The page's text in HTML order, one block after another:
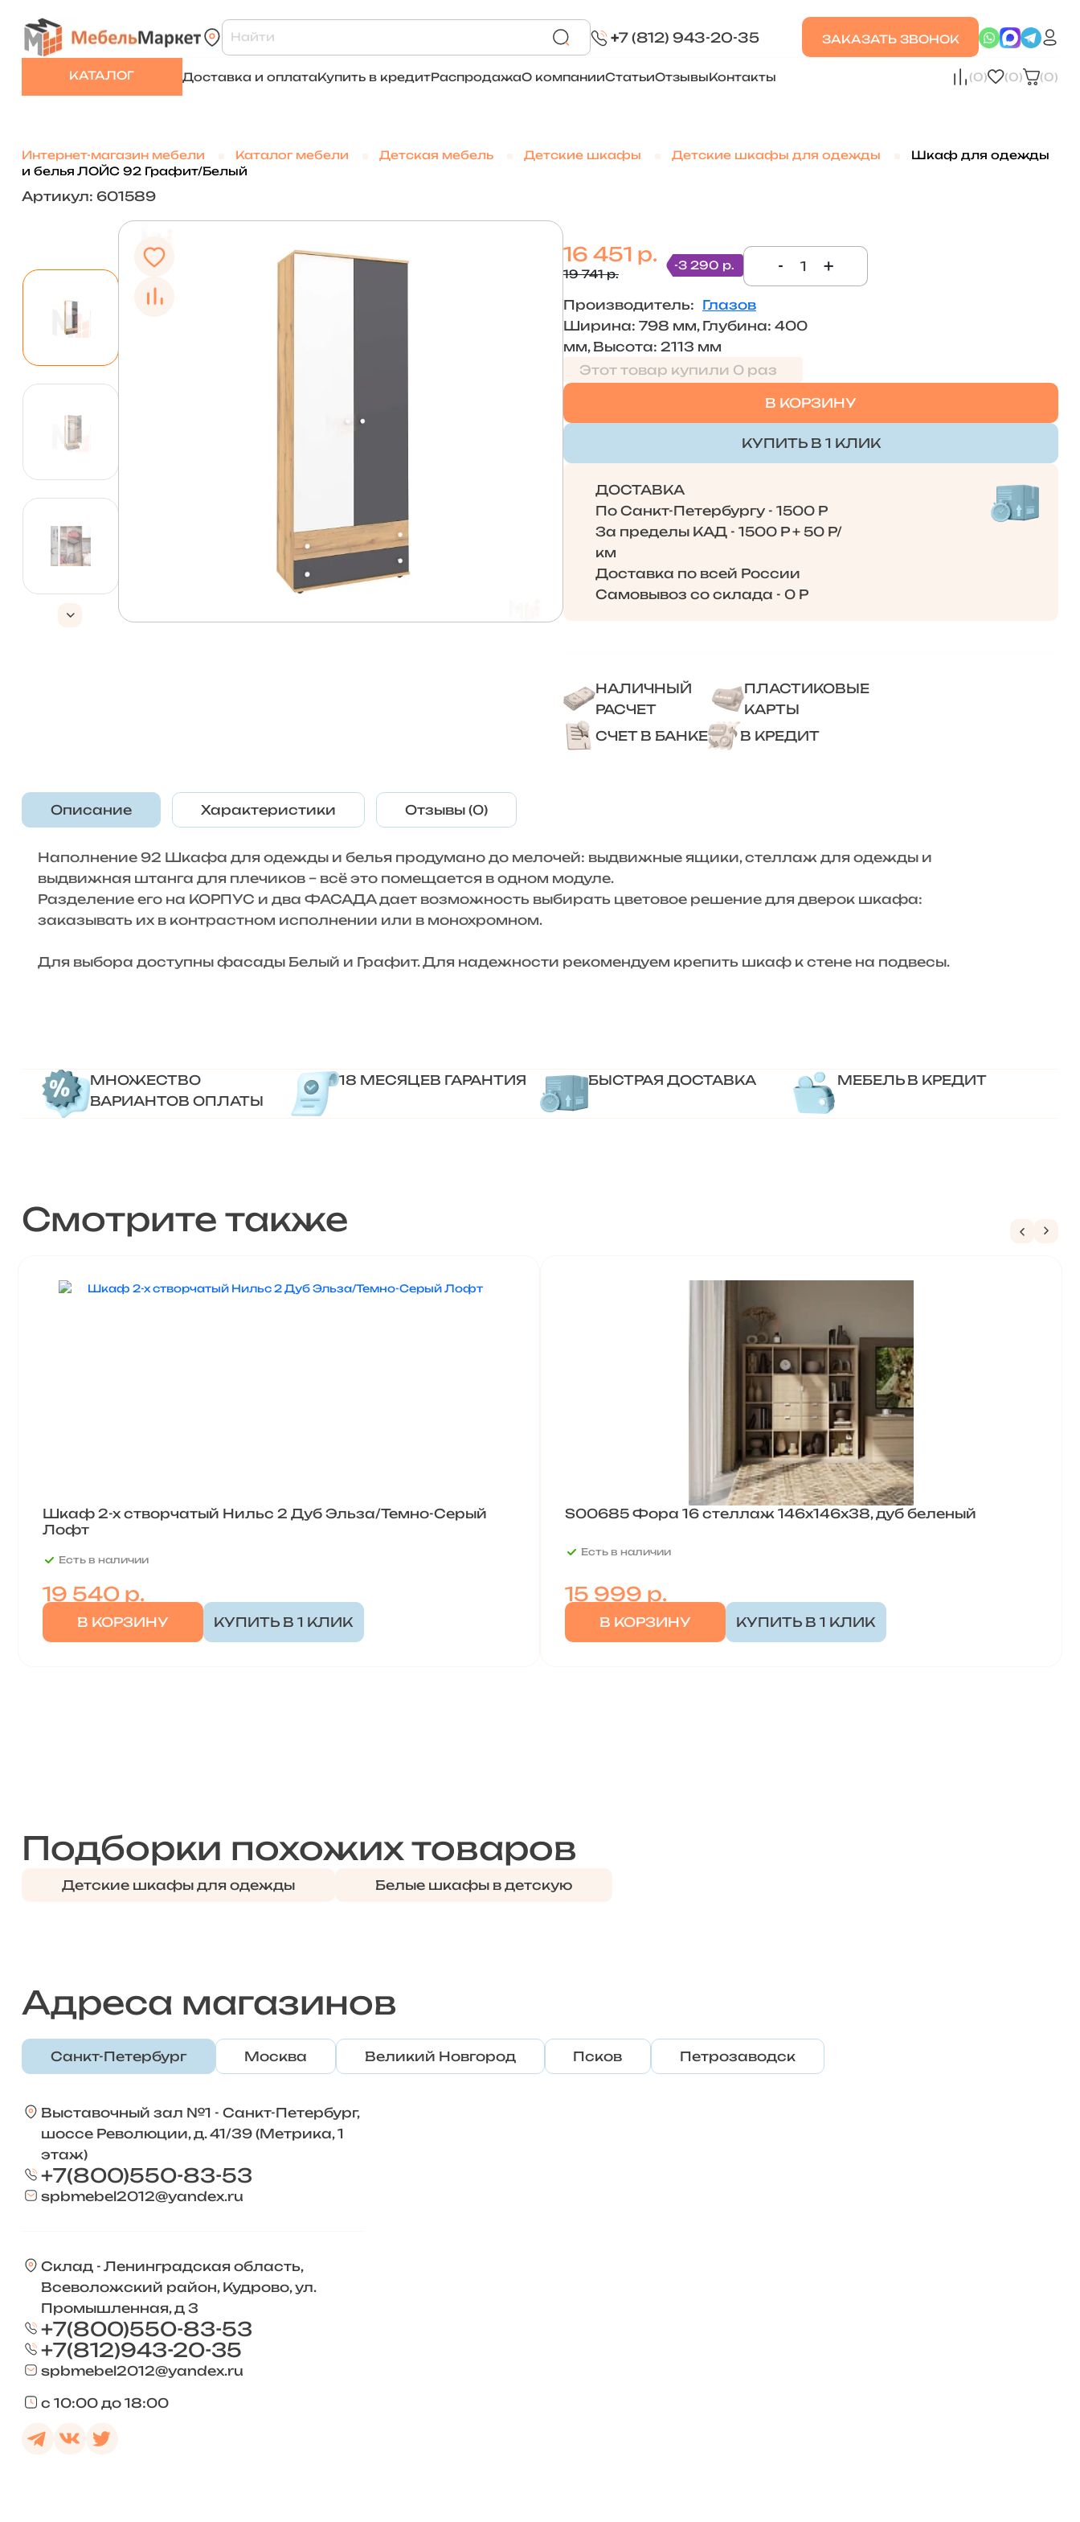
+7 (812) 943-20-35 ЗАКАЗАТЬ ЗВОНОК
КАТАЛОГ Доставка и оплатаКупить в кредитРаспродажаО компанииСтатьиОтзывыКонтакты (0) (0) (0)
Интернет-магазин мебели Каталог мебели Детская мебель Детские шкафы Детские шкафы для одежды
Шкаф для одежды
и белья ЛОЙС 92 Графит/Белый
Артикул: 601589
16 451 р.
19 741 р.
-3 290 р. - +
Производитель: Глазов
Ширина: 798 мм, Глубина: 400
мм, Высота: 2113 мм
Этот товар купили 0 раз
В КОРЗИНУ
КУПИТЬ В 1 КЛИК
ДОСТАВКА
По Санкт-Петербургу - 1500 Р
За пределы КАД - 1500 Р + 50 Р/
км
Доставка по всей России
Самовывоз со склада - 0 Р
НАЛИЧНЫЙ
РАСЧЕТ
ПЛАСТИКОВЫЕ
КАРТЫ
СЧЕТ В БАНКЕ
В КРЕДИТ
Описание Характеристики Отзывы (0)
Наполнение 92 Шкафа для одежды и белья продумано до мелочей: выдвижные ящики, стеллаж для одежды и
выдвижная штанга для плечиков – всё это помещается в одном модуле.
Разделение его на КОРПУС и два ФАСАДА дает возможность выбирать цветовое решение для дверок шкафа:
заказывать их в контрастном исполнении или в монохромном.
Для выбора доступны фасады Белый и Графит. Для надежности рекомендуем крепить шкаф к стене на подвесы.
МНОЖЕСТВО
ВАРИАНТОВ ОПЛАТЫ
18 МЕСЯЦЕВ ГАРАНТИЯ БЫСТРАЯ ДОСТАВКА МЕБЕЛЬ В КРЕДИТ
Смотрите также
Шкаф 2-х створчатый Нильс 2 Дуб Эльза/Темно-Серый
Лофт
Есть в наличии
19 540р.
В КОРЗИНУ КУПИТЬ В 1 КЛИК
S00685 Фора 16 стеллаж 146x146х38, дуб беленый
Есть в наличии
15 999 р.
В КОРЗИНУ КУПИТЬ В 1 КЛИК
Подборки похожих товаров
Детские шкафы для одежды Белые шкафы в детскую
Адреса магазинов
Санкт-Петербург Москва Великий Новгород Псков Петрозаводск
Выставочный зал №1 - Санкт-Петербург,
шоссе Революции, д. 41/39 (Метрика, 1
этаж)
+7(800)550-83-53
spbmebel2012@yandex.ru
Склад - Ленинградская область,
Всеволожский район, Кудрово, ул.
Промышленная, д 3
+7(800)550-83-53
+7(812)943-20-35
spbmebel2012@yandex.ru
с 10:00 до 18:00